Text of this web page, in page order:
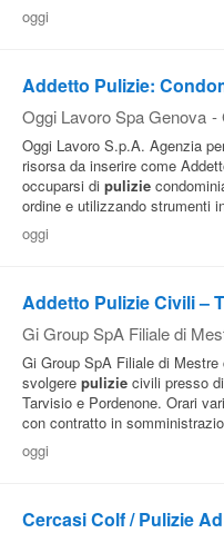
oggi
Addetto Pulizie:
Oggi Lavoro Spa Genova -
Oggi Lavoro S.p.A. Agenzia
risorsa da inserire come
occuparsi di pulizie
ordine e utilizzando strumenti
oggi
Addetto Pulizie Civili –
Gi Group SpA Filiale di
Gi Group SpA Filiale di
svolgere pulizie civili presso
Tarvisio e Pordenone. Orari
con contratto in
oggi
Cercasi Colf / Pulizie